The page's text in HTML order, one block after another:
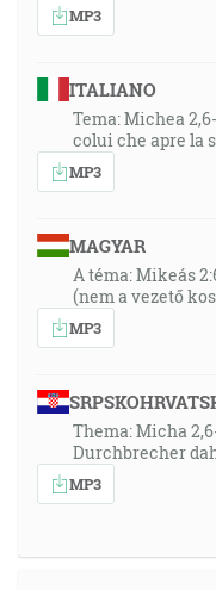
MP3
ITALIANO
Tema: Michea
colui che apre la
MP3
MAGYAR
A téma: Mikeás
(nem a vezető
MP3
Thema: Micha
Durchbrecher
MP3